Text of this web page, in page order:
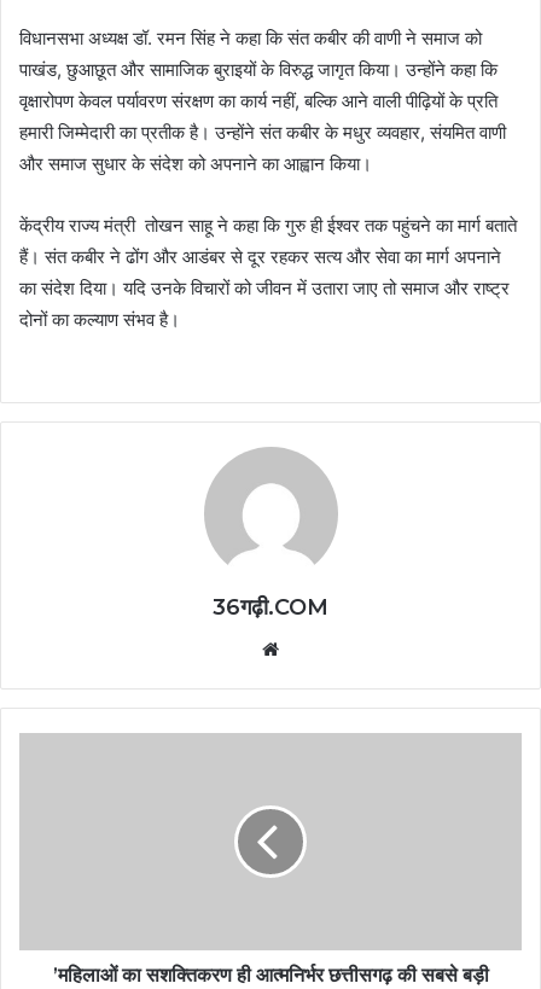
विधानसभा अध्यक्ष डॉ. रमन सिंह ने कहा कि संत कबीर की वाणी ने समाज को
पाखंड, छुआछूत और सामाजिक बुराइयों के विरुद्ध जागृत किया। उन्होंने कहा कि
वृक्षारोपण केवल पर्यावरण संरक्षण का कार्य नहीं, बल्कि आने वाली पीढ़ियों के प्रति
हमारी जिम्मेदारी का प्रतीक है। उन्होंने संत कबीर के मधुर व्यवहार, संयमित वाणी
और समाज सुधार के संदेश को अपनाने का आह्वान किया।
केंद्रीय राज्य मंत्री तोखन साहू ने कहा कि गुरु ही ईश्वर तक पहुंचने का मार्ग बताते
हैं। संत कबीर ने ढोंग और आडंबर से दूर रहकर सत्य और सेवा का मार्ग अपनाने
का संदेश दिया। यदि उनके विचारों को जीवन में उतारा जाए तो समाज और राष्ट्र
दोनों का कल्याण संभव है।
36गढ़ी.COM
’महिलाओं का सशक्तिकरण ही आत्मनिर्भर छत्तीसगढ़ की सबसे बड़ी